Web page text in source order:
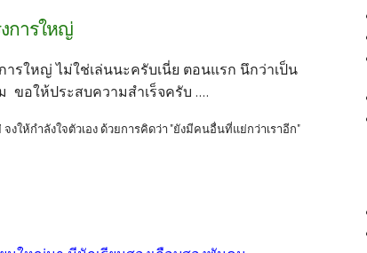
งการใหญ่
ารใหญ่ ไม่ใช่เล่นนะครับเนี่ย ตอนแรก นึกว่าเป็น
ขอให้ประสบความสำเร็จครับ ....
จงให้กำลังใจตัวเอง ด้วยการคิดว่า "ยังมีคนอื่นที่แย่กว่าเราอีก"